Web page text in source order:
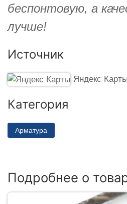
беспонтовую, а
лучше!
Источник
Яндекс Карты
Категория
Арматура
Подробнее о